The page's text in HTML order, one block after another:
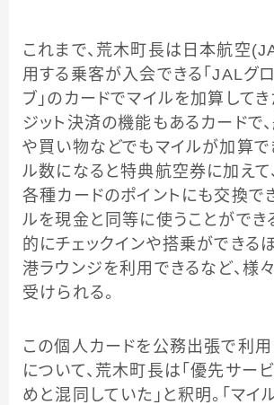
これまで、荒木町長は日本航空
用する乗客が入会できる「JALグ
ブ」のカードでマイルを加算してき
ジット決済の機能もあるカードで
や買い物などでもマイルが加算で
ル数になると特典航空券に加えて
各種カードのポイントにも交換で
ルを現金と同等に使うことができ
的にチェックインや搭乗ができる
港ラウンジを利用できるなど、様
受けられる。
この個人カードを公務出張で利用
について、荒木町長は「優先サー
めと混同していた」と釈明。「マイ